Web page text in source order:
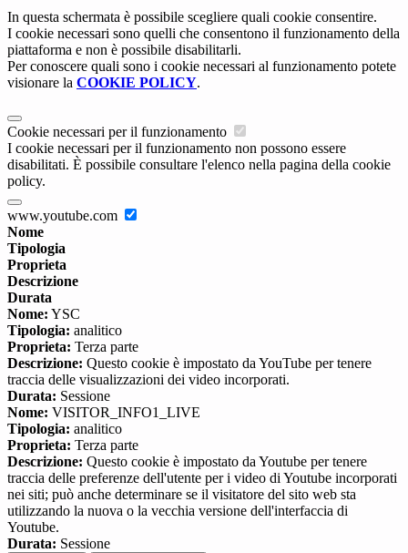
In questa schermata è possibile scegliere quali cookie consentire.
I cookie necessari sono quelli che consentono il funzionamento della
piattaforma e non è possibile disabilitarli.
Per conoscere quali sono i cookie necessari al funzionamento potete
visionare la COOKIE POLICY.
Cookie necessari per il funzionamento
I cookie necessari per il funzionamento non possono essere
disabilitati. È possibile consultare l'elenco nella pagina della cookie
policy.
www.youtube.com
Nome
Tipologia
Proprieta
Descrizione
Durata
Nome: YSC
Tipologia: analitico
Proprieta: Terza parte
Descrizione: Questo cookie è impostato da YouTube per tenere
traccia delle visualizzazioni dei video incorporati.
Durata: Sessione
Nome: VISITOR_INFO1_LIVE
Tipologia: analitico
Proprieta: Terza parte
Descrizione: Questo cookie è impostato da Youtube per tenere
traccia delle preferenze dell'utente per i video di Youtube incorporati
nei siti; può anche determinare se il visitatore del sito web sta
utilizzando la nuova o la vecchia versione dell'interfaccia di
Youtube.
Durata: Sessione